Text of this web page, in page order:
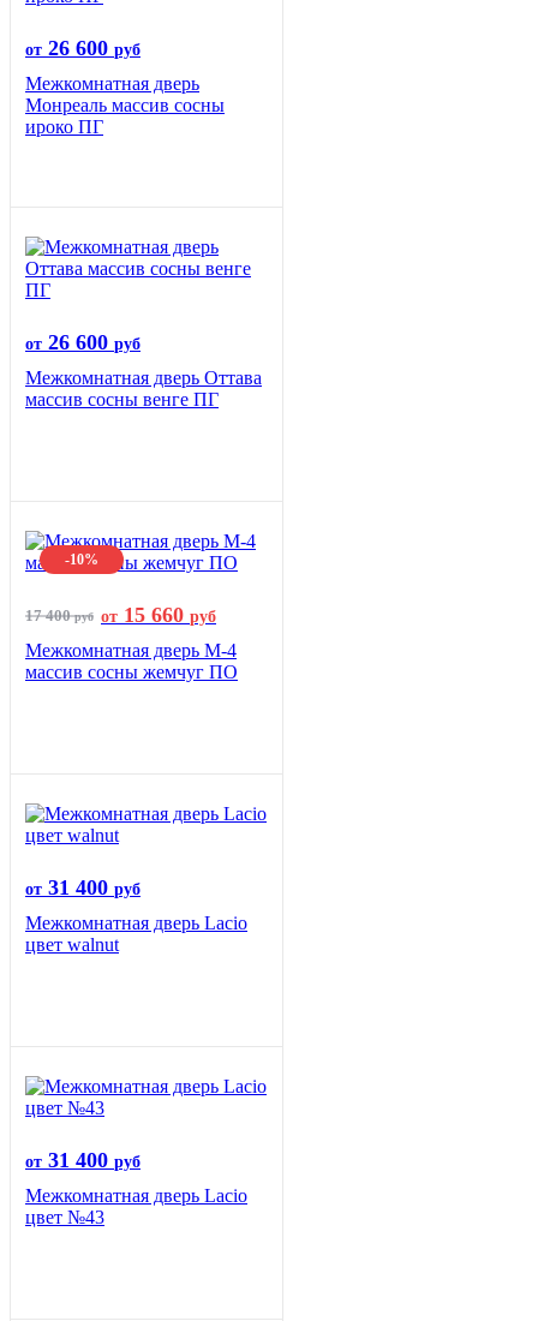
от 26 600 руб
Межкомнатная дверь
Монреаль массив сосны
ироко ПГ
от 26 600 руб
Межкомнатная дверь Оттава
массив сосны венге ПГ
-10%
17 400руб от 15 660 руб
Межкомнатная дверь М-4
массив сосны жемчуг ПО
от 31 400 руб
Межкомнатная дверь Lacio
цвет walnut
от 31 400 руб
Межкомнатная дверь Lacio
цвет №43